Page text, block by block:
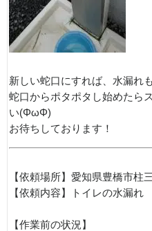
新しい蛇口にすれば、水漏れ
蛇口からポタポタし始めたら
い(ΦωΦ)
お待ちしております！
【依頼場所】愛知県豊橋市柱
【依頼内容】トイレの水漏れ
【作業前の状況】